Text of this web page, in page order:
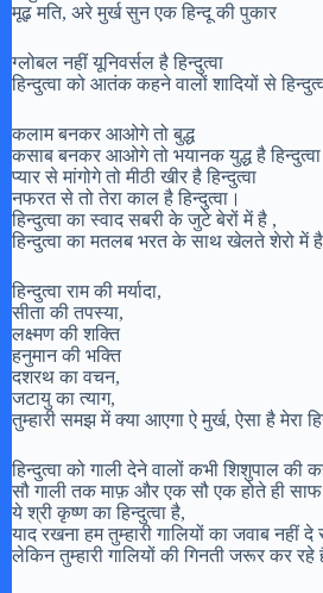
मूढ़ मति, अरे मुर्ख सुन एक हिन्दू की पुकार
ग्लोबल नहीं यूनिवर्सल है हिन्दुत्वा
हिन्दुत्वा को आतंक कहने वालों शादियों से
कलाम बनकर आओगे तो बुद्ध
कसाब बनकर आओगे तो भयानक युद्ध है हिन्दुत्वा
प्यार से मांगोगे तो मीठी खीर है हिन्दुत्वा
नफरत से तो तेरा काल है हिन्दुत्वा।
हिन्दुत्वा का स्वाद सबरी के जुटे बेरों में है ,
हिन्दुत्वा का मतलब भरत के साथ खेलते शेरो में
हिन्दुत्वा राम की मर्यादा,
सीता की तपस्या,
लक्ष्मण की शक्ति
हनुमान की भक्ति
दशरथ का वचन,
जटायु का त्याग,
तुम्हारी समझ में क्या आएगा ऐ मुर्ख, ऐसा है मेरा
हिन्दुत्वा को गाली देने वालों कभी शिशुपाल की
सौ गाली तक माफ़ और एक सौ एक होते ही साफ
ये श्री कृष्ण का हिन्दुत्वा है,
याद रखना हम तुम्हारी गालियों का जवाब नहीं दे
लेकिन तुम्हारी गालियों की गिनती जरूर कर रहे